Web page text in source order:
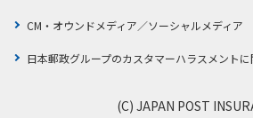
CM・オウンドメディア／ソーシャルメディア
日本郵政グループのカスタマーハラスメント
(C) JAPAN POST